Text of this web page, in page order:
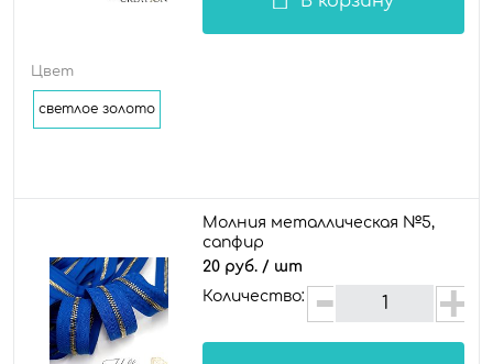
Цвет
светлое золото
Молния металлическая №5,
сапфир
20 руб. / шт
Количество: